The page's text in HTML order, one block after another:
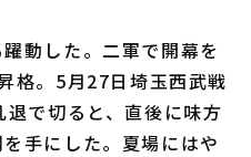
動した。二軍で開幕を
格。5月27日埼玉西武戦
で切ると、直後に味方
手にした。夏場にはや